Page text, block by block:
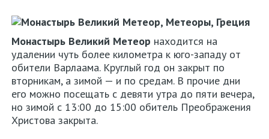
Монастырь Великий Метеор находится на
удалении чуть более километра к юго-западу от
обители Варлаама. Круглый год он закрыт по
вторникам, а зимой — и по средам. В прочие дни
его можно посещать с девяти утра до пяти вечера,
но зимой с 13:00 до 15:00 обитель Преображения
Христова закрыта.